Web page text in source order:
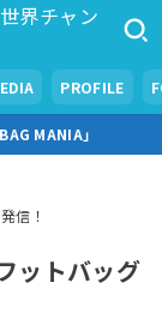
界チャン
PROFILE
MANIA」
信！
ットバッグ